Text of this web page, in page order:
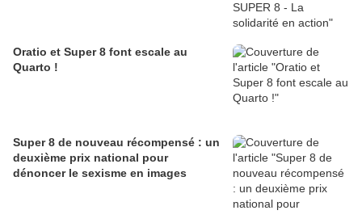
Oratio et Super 8 font escale au
Quarto !
Super 8 de nouveau récompensé : un
deuxième prix national pour
dénoncer le sexisme en images